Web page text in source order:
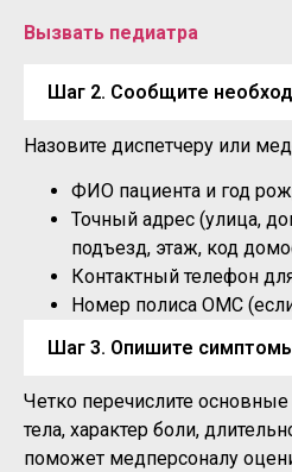
Вызвать педиатра
Шаг 2. Сообщите
Назовите диспетчеру или
ФИО пациента и год
Точный адрес (улица,
подъезд, этаж, код
Контактный телефон
Номер полиса ОМС
Шаг 3. Опишите
Четко перечислите
тела, характер боли,
поможет медперсоналу